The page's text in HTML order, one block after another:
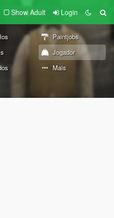
Show Adult Login
Paintjobs
Jogador
Mais